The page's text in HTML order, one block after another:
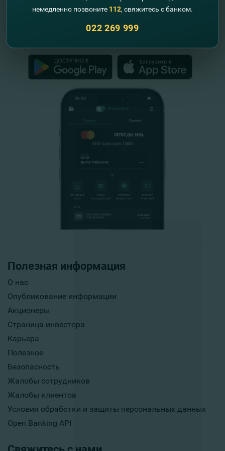
Полезная информация
О нас
Опубликование информации
Акционеры
Страница инвестора
Карьера
Полезное
Безопасность
Жалобы сотрудников
Жалобы клиентов
Условия обработки и защиты персональных данных
Open Banking API
Схемы гарантирования депозитов
Республики Молдова
немедленно позвоните 112, свяжитесь с банком.
022 269 999